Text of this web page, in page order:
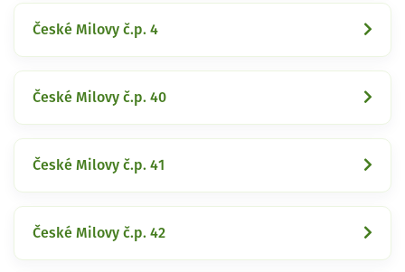
České Milovy č.p. 4
České Milovy č.p. 40
České Milovy č.p. 41
České Milovy č.p. 42